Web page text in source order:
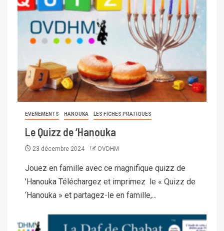
EVENEMENTS HANOUKA LES FICHES PRATIQUES
Le Quizz de ‘Hanouka
23 décembre 2024 OVDHM
Jouez en famille avec ce magnifique quizz de
'Hanouka Téléchargez et imprimez le « Quizz de
‘Hanouka » et partagez-le en famille,...